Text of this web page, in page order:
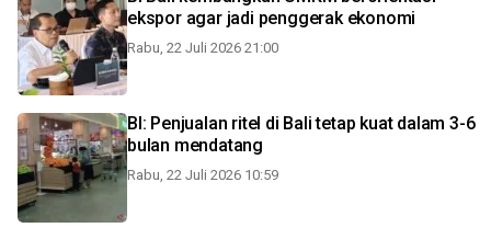
ekspor agar jadi penggerak ekonomi
Rabu, 22 Juli 2026 21:00
BI: Penjualan ritel di Bali tetap kuat dalam 3-6
bulan mendatang
Rabu, 22 Juli 2026 10:59